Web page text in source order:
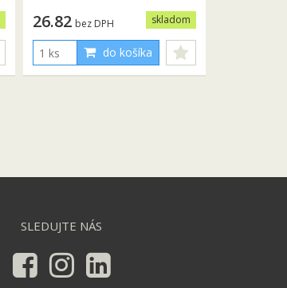
skladom
26.82 bez DPH
do košíka
SLEDUJTE NÁS